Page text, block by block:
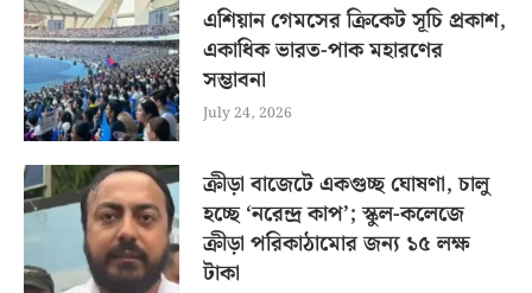
এশিয়ান গেমসের ক্রিকেট সূচি প্রকাশ,
একাধিক ভারত-পাক মহারণের
সম্ভাবনা
July 24, 2026
ক্রীড়া বাজেটে একগুচ্ছ ঘোষণা, চালু
হচ্ছে ‘নরেন্দ্র কাপ’; স্কুল-কলেজে
ক্রীড়া পরিকাঠামোর জন্য ১৫ লক্ষ
টাকা